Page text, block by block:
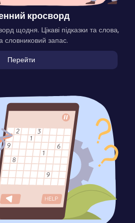
кросворд
щодня. Цікаві підказки та слова,
словниковий запас.
Перейти